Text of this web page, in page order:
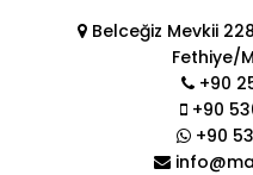
Belceğiz Mevkii
Fethiye/
+90
+90
+90